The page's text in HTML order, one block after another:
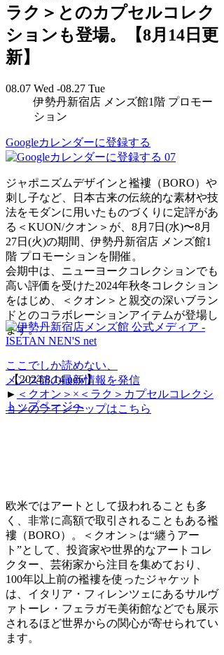
ラク＞とのカプセルコレク
ションも登場。【8月14日更
新】
08.07 Wed -08.27 Tue
伊勢丹新宿店 メンズ館1階 プロモー
ション
Googleカレンダーに登録する
07
ジャポニズムデザインと襤褸（BORO）や
刺し子など、日本古来の伝統的な素材や技
法をモダンに用いたものづくりに定評があ
る＜KUON/クオン＞が、8月7日(水)〜8月
27日(火)の期間、伊勢丹新宿店 メンズ館1
階 プロモーションを開催。
会期中は、ニューヨークコレクションでも
高い評価を受けた2024年秋冬コレクション
をはじめ、＜クオン＞と親交の深いブラン
ドとのコラボレーションアイテムが登場し
ます。
【2024.8.14 new】
► ＜クオン＞×＜ラク＞カプセルコレクシ
ョンのラインナップはこちら
欧米ではアートとして扱われることも多
く、非常に高額で取引されることもある襤
褸（BORO）。＜クオン＞は“纏うアー
ト”として、投資家や世界的なアートコレ
クター、芸術家から注目を集めており、
100年以上前の襤褸を使ったジャケット
は、イタリア・フィレンツェにあるサルヴ
ァトーレ・フェラガモ美術館などでも展示
されるほど世界からの関心が寄せられてい
ます。
ここでしか読めない、
メンズ館の最新情報を発信
トップページへ